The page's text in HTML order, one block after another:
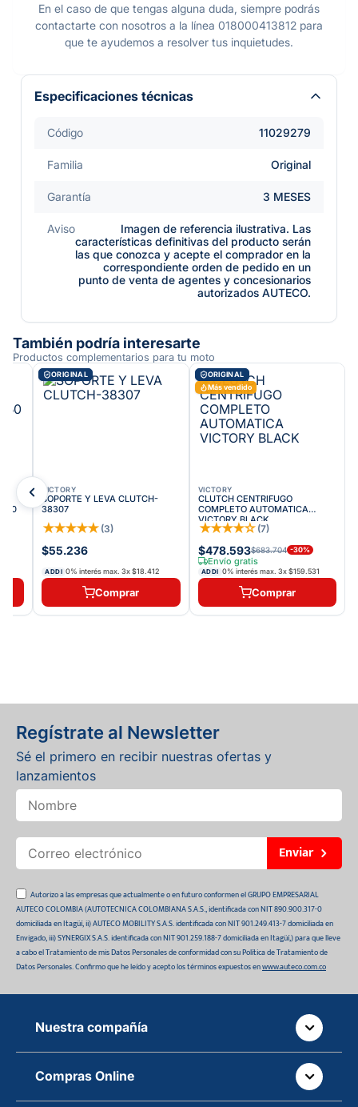
En el caso de que tengas alguna duda, siempre podrás
contactarte con nosotros a la línea 018000413812 para
que te ayudemos a resolver tus inquietudes.
Especificaciones técnicas
Código 11029279
Familia Original
Garantía 3 MESES
Aviso
Imagen de referencia ilustrativa. Las
características definitivas del producto serán
las que conozca y acepte el comprador en la
correspondiente orden de pedido en un
punto de venta de agentes y concesionarios
autorizados AUTECO.
También podría interesarte
Productos complementarios para tu moto
150
ORIGINAL
VICTORY
SOPORTE Y LEVA CLUTCH-
38307
★★★★★ (3)
$55.236
ADDI 0% interés max.3x$18.412
Comprar
ORIGINAL
Más vendido
VICTORY
CLUTCH CENTRIFUGO
COMPLETO AUTOMATICA
VICTORY BLACK
★★★★☆ (7)
$478.593$683.704 -30%
Envío gratis
ADDI 0% interés max. 3x$159.531
Comprar
Regístrate al Newsletter
Sé el primero en recibir nuestras ofertas y
lanzamientos
Enviar
Autorizo a las empresas que actualmente o en futuro conformen el GRUPO EMPRESARIAL
AUTECO COLOMBIA (AUTOTECNICA COLOMBIANA S.A.S., identificada con NIT 890.900.317-0
domiciliada en Itagüí, ii) AUTECO MOBILITY S.A.S. identificada con NIT 901.249.413-7 domiciliada en
Envigado, iii) SYNERGIX S.A.S. identificada con NIT 901.259.188-7 domiciliada en Itagüí,) para que lleve
a cabo el Tratamiento de mis Datos Personales de conformidad con su Política de Tratamiento de
Datos Personales. Confirmo que he leído y acepto los términos expuestos enwww.auteco.com.co
Nuestra compañía
Quiénes somos
Auteco sostenible
Compras Online
¿Dónde está tu pedido?